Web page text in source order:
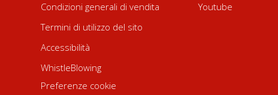
Condizioni generali di vendita
Termini di utilizzo del sito
Accessibilità
WhistleBlowing
Preferenze cookie
Youtube